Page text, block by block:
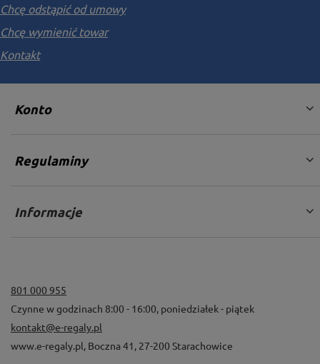
Chcę odstąpić od umowy
Chcę wymienić towar
Kontakt
Konto
Regulaminy
Informacje
801 000 955
Czynne w godzinach 8:00 - 16:00, poniedziałek - piątek
kontakt@e-regaly.pl
www.e-regaly.pl, Boczna 41 , 27-200 Starachowice